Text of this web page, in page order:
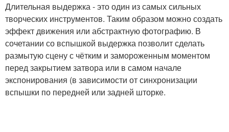
Длительная выдержка - это один из самых сильных
творческих инструментов. Таким образом можно создать
эффект движения или абстрактную фотографию. В
сочетании со вспышкой выдержка позволит сделать
размытую сцену с чётким и замороженным моментом
перед закрытием затвора или в самом начале
экспонирования (в зависимости от синхронизации
вспышки по передней или задней шторке.